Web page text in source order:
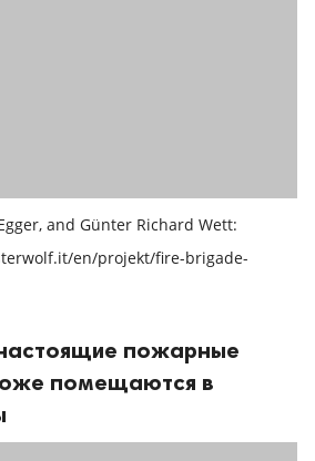
and Günter Richard Wett:
en/projekt/fire-brigade-
пожарные
помещаются в